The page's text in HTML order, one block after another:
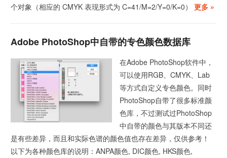
个对象（相应的 CMYK 表现形式为 C=41/M=2/Y=0/K=0）
更多 »
Adobe PhotoShop中自带的专色颜色数据库
在Adobe PhotoShop软件中，
可以使用RGB、CMYK、Lab
等方式自定义专色颜色。同时
PhotoShop自带了很多标准颜
色库，不过测试过PhotoShop
中自带的颜色与其版本不同还
是有些差异，而且和实际色谱的颜色值也存在差异，仅供参考！
以下为各种颜色库的说明：ANPA颜色, DIC颜色, HKS颜色,